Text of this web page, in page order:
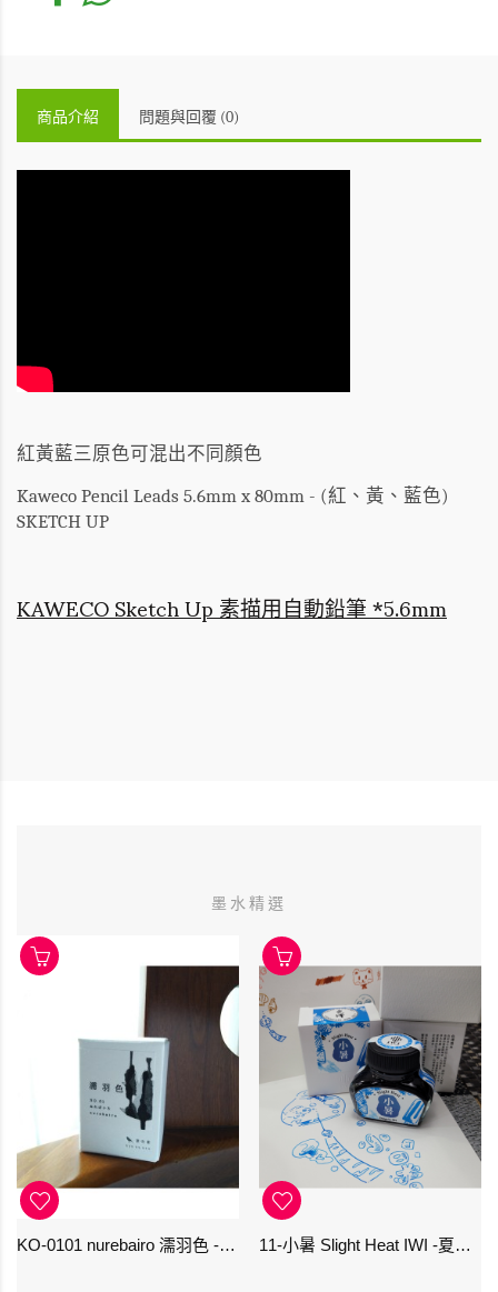
商品介紹 問題與回覆 (0)
紅黃藍三原色可混出不同顏色
Kaweco Pencil Leads 5.6mm x 80mm - (紅、黃、藍色)
SKETCH UP
KAWECO Sketch Up 素描用自動鉛筆 *5.6mm
墨水精選
KO-0101 nurebairo 濡羽色 -日本名牌京の音樽裝鋼筆墨水40ml 4573356130012 11-小暑 Slight Heat IWI -夏季-24節氣色澤鋼筆墨水